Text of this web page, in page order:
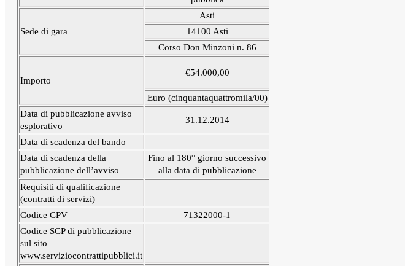
Sede di gara
Asti
14100 Asti
Corso Don Minzoni n. 86
Importo
€54.000,00
Euro (cinquantaquattromila/00)
Data di pubblicazione avviso
esplorativo
31.12.2014
Data di scadenza del bando
Data di scadenza della
pubblicazione dell’avviso
Fino al 180° giorno successivo
alla data di pubblicazione
Requisiti di qualificazione
(contratti di servizi)
Codice CPV
71322000-1
Codice SCP di pubblicazione
sul sito
www.serviziocontrattipubblici.it